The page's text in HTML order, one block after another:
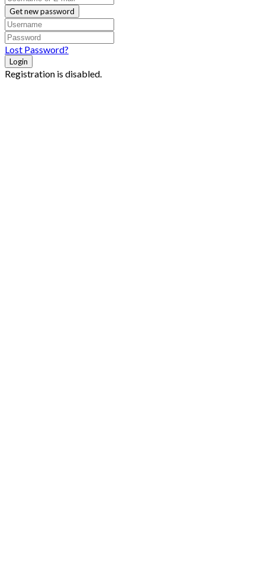
Get new password
Lost Password?
Login
Registration is disabled.